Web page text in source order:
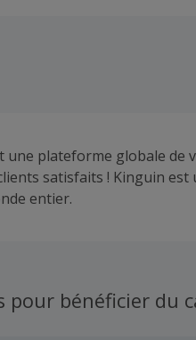
une plateforme globale de
satisfaits ! Kinguin
entier.
pour bénéficier du